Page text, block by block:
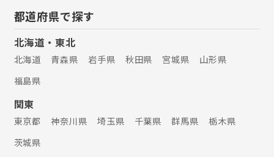
都道府県で探す
北海道・東北
北海道 青森県 岩手県 秋田県 宮城県
山形県
福島県
関東
東京都 神奈川県 埼玉県 千葉県 群馬県
栃木県
茨城県